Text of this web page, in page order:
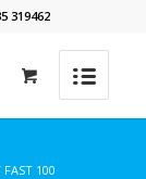
319462
100